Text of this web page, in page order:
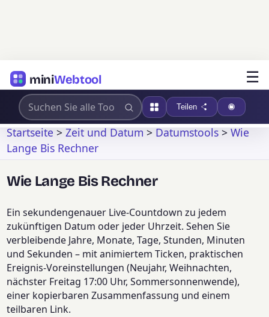
miniWebtool ☰
Teilen
Startseite>Zeit und Datum>Datumstools>Wie
Lange Bis Rechner
Wie Lange Bis Rechner
Ein sekundengenauer Live-Countdown zu jedem
zukünftigen Datum oder jeder Uhrzeit. Sehen Sie
verbleibende Jahre, Monate, Tage, Stunden, Minuten
und Sekunden – mit animiertem Ticken, praktischen
Ereignis-Voreinstellungen (Neujahr, Weihnachten,
nächster Freitag 17:00 Uhr, Sommersonnenwende),
einer kopierbaren Zusammenfassung und einem
teilbaren Link.